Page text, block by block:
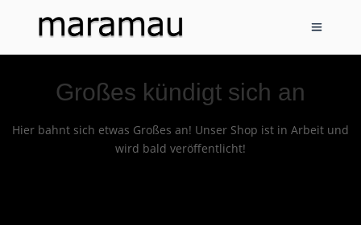
Großes kündigt sich an
Hier bahnt sich etwas Großes an! Unser Shop ist in Arbeit und
wird bald veröffentlicht!